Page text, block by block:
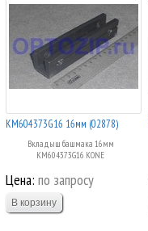
KM604373G16 16мм (02878)
Вкладыш башмака 16мм
KM604373G16 KONE
Цена: по запросу